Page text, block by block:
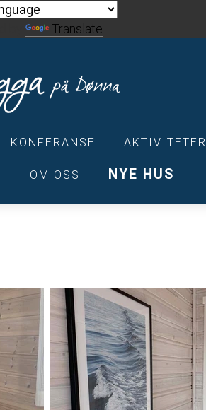
KONFERANSE AKTIVITETER
OM OSS NYE HUS
Translate